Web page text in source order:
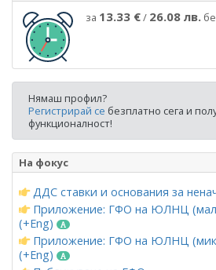
за 13.33 €/ 26.08 лв.
Нямаш профил?
Регистрирай се безплатно сега и
функционалност!
На фокус
ДДС ставки и основания за
Приложение: ГФО на ЮЛНЦ
(+Eng)
Приложение: ГФО на ЮЛНЦ
(+Eng)